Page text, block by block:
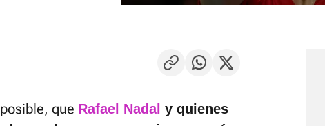
que Rafael Nadal y quienes